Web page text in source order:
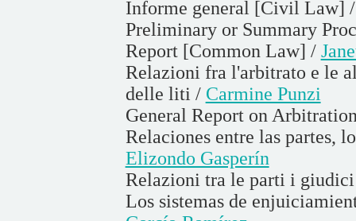
Informe general [Civil Law]
Preliminary or Summary
Report [Common Law] /
Relazioni fra l'arbitrato e le
delle liti / Carmine Punzi
General Report on
Relaciones entre las partes,
Elizondo Gasperín
Relazioni tra le parti i
Los sistemas de